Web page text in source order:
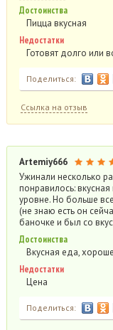
Достоинства
Пицца вкусная
Недостатки
Готовят долго или
Поделиться:
Ссылка на отзыв
Artemiy666
Ужинали несколько
понравилось:
уровне. Но больше
(не знаю есть он
баночке и был со
Достоинства
Вкусная еда,
Недостатки
Цена
Поделиться: